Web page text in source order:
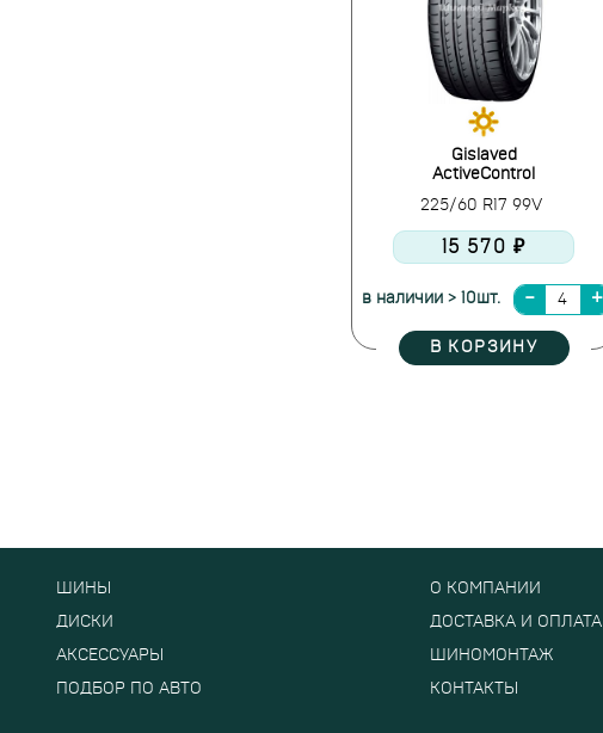
Gislaved
ActiveControl
225/60 R17 99V
15 570 ₽
в наличии > 10шт.
В КОРЗИНУ
ШИНЫ
ДИСКИ
АКСЕССУАРЫ
ПОДБОР ПО АВТО
О КОМПАНИИ
ДОСТАВКА И ОПЛАТА
ШИНОМОНТАЖ
КОНТАКТЫ